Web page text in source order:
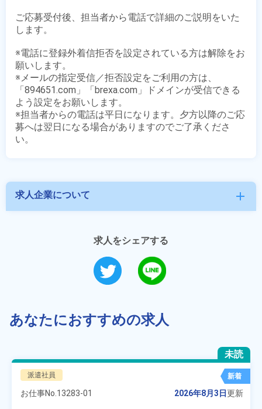
ご応募受付後、担当者から電話で詳細のご説明をいた
します。
※電話に登録外着信拒否を設定されている方は解除をお
願いします。
※メールの指定受信／拒否設定をご利用の方は、
「894651.com」「brexa.com」ドメインが受信できる
よう設定をお願いします。
※担当者からの電話は平日になります。夕方以降のご応
募へは翌日になる場合がありますのでご了承くださ
求人企業について add
求人をシェアする
あなたにおすすめの求人
未読
派遣社員 新着
お仕事No. 13283-01 2026年8月3日更新